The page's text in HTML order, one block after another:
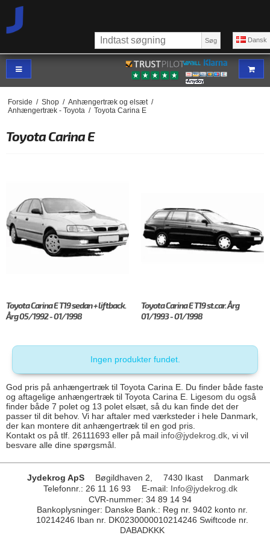
Dansk
Søg
Forside / Shop / Anhængertræk og elsæt /
Anhængertræk - Toyota / Toyota Carina E
Toyota Carina E
Toyota Carina E T19 sedan + liftback.
Årg 05/1992 - 01/1998
Toyota Carina E T19 st.car. Årg
01/1993 - 01/1998
Ingen produkter fundet.
God pris på anhængertræk til Toyota Carina E. Du finder både faste
og aftagelige anhængertræk til Toyota Carina E. Ligesom du også
finder både 7 polet og 13 polet elsæt, så du kan finde det der
passer til dit behov. Vi har aftaler med værksteder i hele Danmark,
der kan montere dit anhængertræk til en god pris.
Kontakt os på tlf. 26111693 eller på mail info@jydekrog.dk, vi vil
besvare alle dine spørgsmål.
Jydekrog ApS Bøgildhaven 2, 7430 Ikast
Danmark
Telefonnr. : 26 11 16 93 E-mail: Info@jydekrog.dk
CVR-nummer: 34 89 14 94
Bankoplysninger: Danske Bank.: Reg nr. 9402 konto nr.
10214246 Iban nr. DK0230000010214246 Swiftcode nr.
DABADKKK